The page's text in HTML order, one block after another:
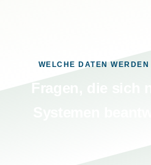
WELCHE DATEN